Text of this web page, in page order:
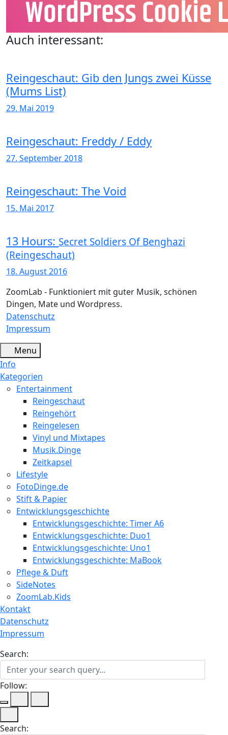
Auch interessant:
Reingeschaut: Gib den Jungs zwei Küsse
(Mums List)
29. Mai 2019
Reingeschaut: Freddy / Eddy
27. September 2018
Reingeschaut: The Void
15. Mai 2017
13 Hours: Secret Soldiers Of Benghazi
(Reingeschaut)
18. August 2016
ZoomLab - Funktioniert mit guter Musik, schönen
Dingen, Mate und Wordpress.
Datenschutz
Impressum
Menu
Info
Kategorien
Entertainment
Reingeschaut
Reingehört
Reingelesen
Vinyl und Mixtapes
Musik.Dinge
Zeitkapsel
Lifestyle
FotoDinge.de
Stift & Papier
Entwicklungsgeschichte
Entwicklungsgeschichte: Timer A6
Entwicklungsgeschichte: Duo1
Entwicklungsgeschichte: Uno1
Entwicklungsgeschichte: MaBook
Pflege & Duft
SideNotes
ZoomLab.Kids
Kontakt
Datenschutz
Impressum
Search:
Follow:
Search: